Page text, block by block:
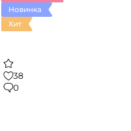
Новинка
Хит
38
0